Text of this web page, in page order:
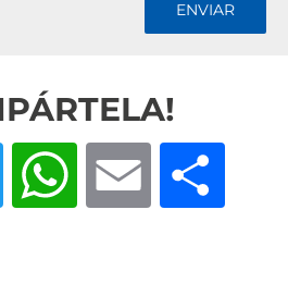
: mantener una relación
del interesado: el envío de
para mantener el fin del tratamiento y
para tal fin, se suprimirán con
adecuadas para garantizar la
datos o la destrucción total de los
: No se comunicarán los datos a
TwitterWhatsApp
Email